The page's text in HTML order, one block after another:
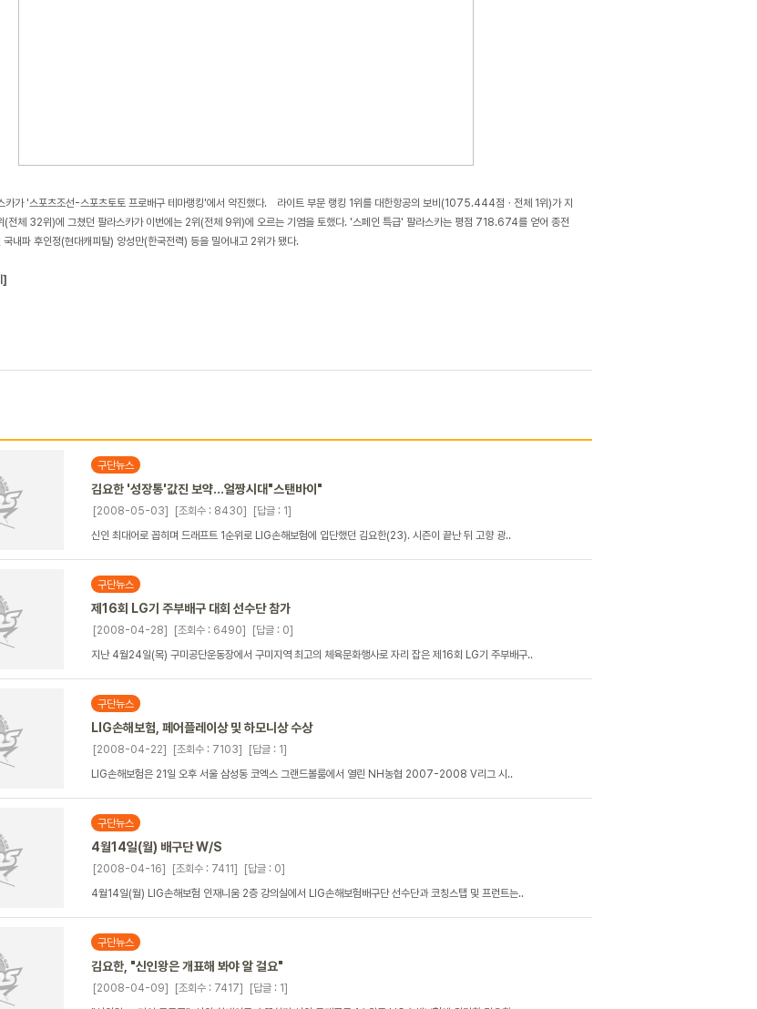
카가 '스포츠조선-스포츠토토 프로배구 테마랭킹'에서 약진했다. 라이트 부문 랭킹 1위를 대한항공의 보비(1075.444점ㆍ전체 1위)가 지
(전체 32위)에 그쳤던 팔라스카가 이번에는 2위(전체 9위)에 오르는 기염을 토했다. '스페인 특급' 팔라스카는 평점 718.674를 얻어 종전
국내파 후인정(현대캐피탈) 양성만(한국전력) 등을 밀어내고 2위가 됐다.
]
구단뉴스
김요한 '성장통'값진 보약…얼짱시대"스탠바이"
[2008-05-03] [조회수 : 8430]
[답글 : 1]
신인 최대어로 꼽히며 드래프트 1순위로 LIG손해보험에 입단했던 김요한(23). 시즌이 끝난 뒤 고향 광..
구단뉴스
제16회 LG기 주부배구 대회 선수단 참가
[2008-04-28] [조회수 : 6490]
[답글 : 0]
지난 4월24일(목) 구미공단운동장에서 구미지역 최고의 체육문화행사로 자리 잡은 제16회 LG기 주부배구..
구단뉴스
LIG손해보험, 페어플레이상 및 하모니상 수상
[2008-04-22] [조회수 : 7103]
[답글 : 1]
LIG손해보험은 21일 오후 서울 삼성동 코엑스 그랜드볼룸에서 열린 NH농협 2007-2008 V리그 시..
구단뉴스
4월14일(월) 배구단 W/S
[2008-04-16] [조회수 : 7411]
[답글 : 0]
4월14일(월) LIG손해보험 인재니움 2층 강의실에서 LIG손해보험배구단 선수단과 코칭스탭 및 프런트는..
구단뉴스
김요한, "신인왕은 개표해 봐야 알 걸요"
[2008-04-09] [조회수 : 7417]
[답글 : 1]